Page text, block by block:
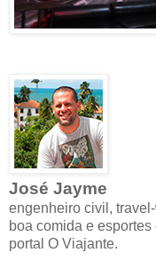
José Jayme
engenheiro civil,
boa comida e
portal O Viajante.